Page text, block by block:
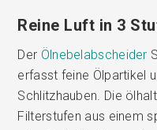
Reine Luft in 3
Der Ölnebelabscheider
erfasst feine Ölpartikel
Schlitzhauben. Die
Filterstufen aus einem